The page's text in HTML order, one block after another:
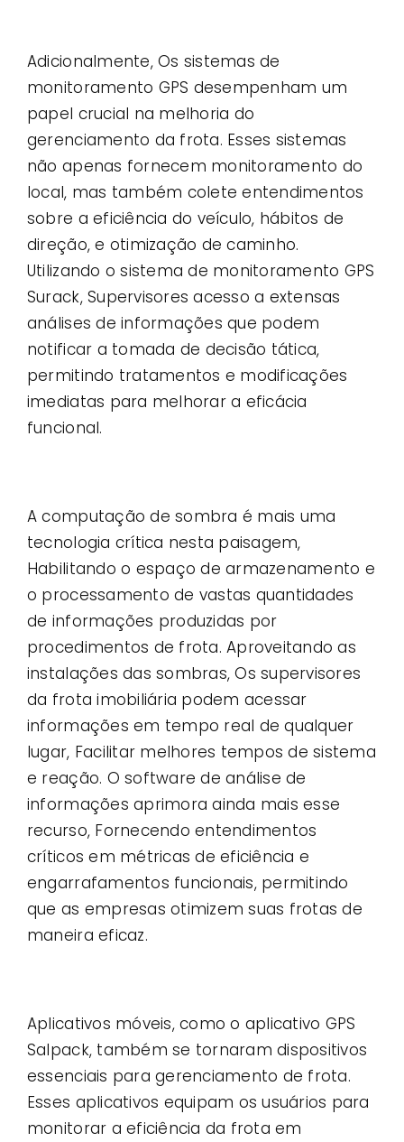
Adicionalmente, Os sistemas de
monitoramento GPS desempenham um
papel crucial na melhoria do
gerenciamento da frota. Esses sistemas
não apenas fornecem monitoramento do
local, mas também colete entendimentos
sobre a eficiência do veículo, hábitos de
direção, e otimização de caminho.
Utilizando o sistema de monitoramento GPS
Surack, Supervisores acesso a extensas
análises de informações que podem
notificar a tomada de decisão tática,
permitindo tratamentos e modificações
imediatas para melhorar a eficácia
funcional.
A computação de sombra é mais uma
tecnologia crítica nesta paisagem,
Habilitando o espaço de armazenamento e
o processamento de vastas quantidades
de informações produzidas por
procedimentos de frota. Aproveitando as
instalações das sombras, Os supervisores
da frota imobiliária podem acessar
informações em tempo real de qualquer
lugar, Facilitar melhores tempos de sistema
e reação. O software de análise de
informações aprimora ainda mais esse
recurso, Fornecendo entendimentos
críticos em métricas de eficiência e
engarrafamentos funcionais, permitindo
que as empresas otimizem suas frotas de
maneira eficaz.
Aplicativos móveis, como o aplicativo GPS
Salpack, também se tornaram dispositivos
essenciais para gerenciamento de frota.
Esses aplicativos equipam os usuários para
monitorar a eficiência da frota em